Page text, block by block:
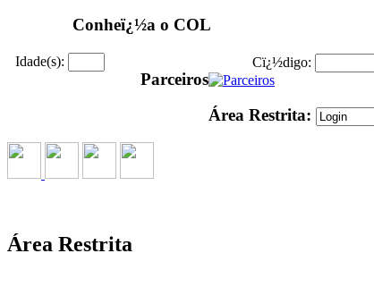
Conheï¿½a o COL
Idade(s): Cï¿½digo:
Parceiros
Área Restrita:
Área Restrita